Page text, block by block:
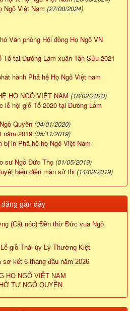
Ngô Việt Nam (27/08/2024)
Văn phòng Hội đồng Họ Ngô VN
Tổ tại Đường Lâm xuân Tân Sửu 2021
hành Phả hệ Họ Ngô Việt nam
HỌ NGÔ VIỆT NAM (18/02/2020)
lễ hội giỗ Tổ 2020 tại Đường Lâm
Quyền (04/01/2020)
năm 2019 (05/11/2019)
bị in Phả hệ họ Ngô Việt Nam
sư Ngô Đức Thọ (01/05/2019)
biểu diễn màn sử thi (14/02/2019)
đăng gần đây
(Cất nóc) Đền thờ Đức vua Ngô
giỗ Thái úy Lý Thường Kiệt
sơ kết 6 tháng đầu năm 2026
HỌ NGÔ VIỆT NAM
TỰ NGÔ QUYỀN